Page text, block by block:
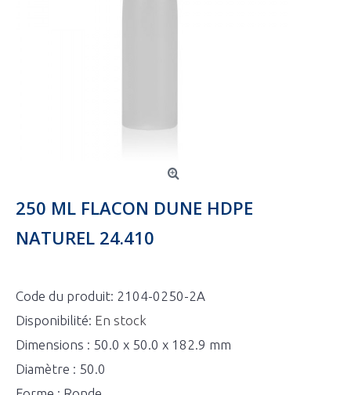
250 ML FLACON DUNE HDPE
NATUREL 24.410
Code du produit: 2104-0250-2A
Disponibilité: En stock
Dimensions : 50.0 x 50.0 x 182.9 mm
Diamètre : 50.0